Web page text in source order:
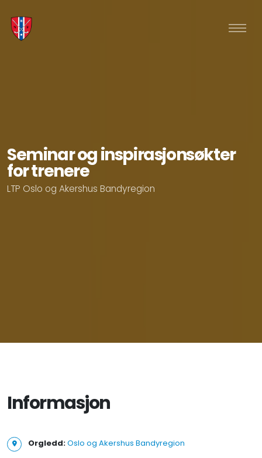
Seminar og inspirasjonsøkter
for trenere
LTP Oslo og Akershus Bandyregion
Informasjon
Orgledd:Oslo og Akershus Bandyregion